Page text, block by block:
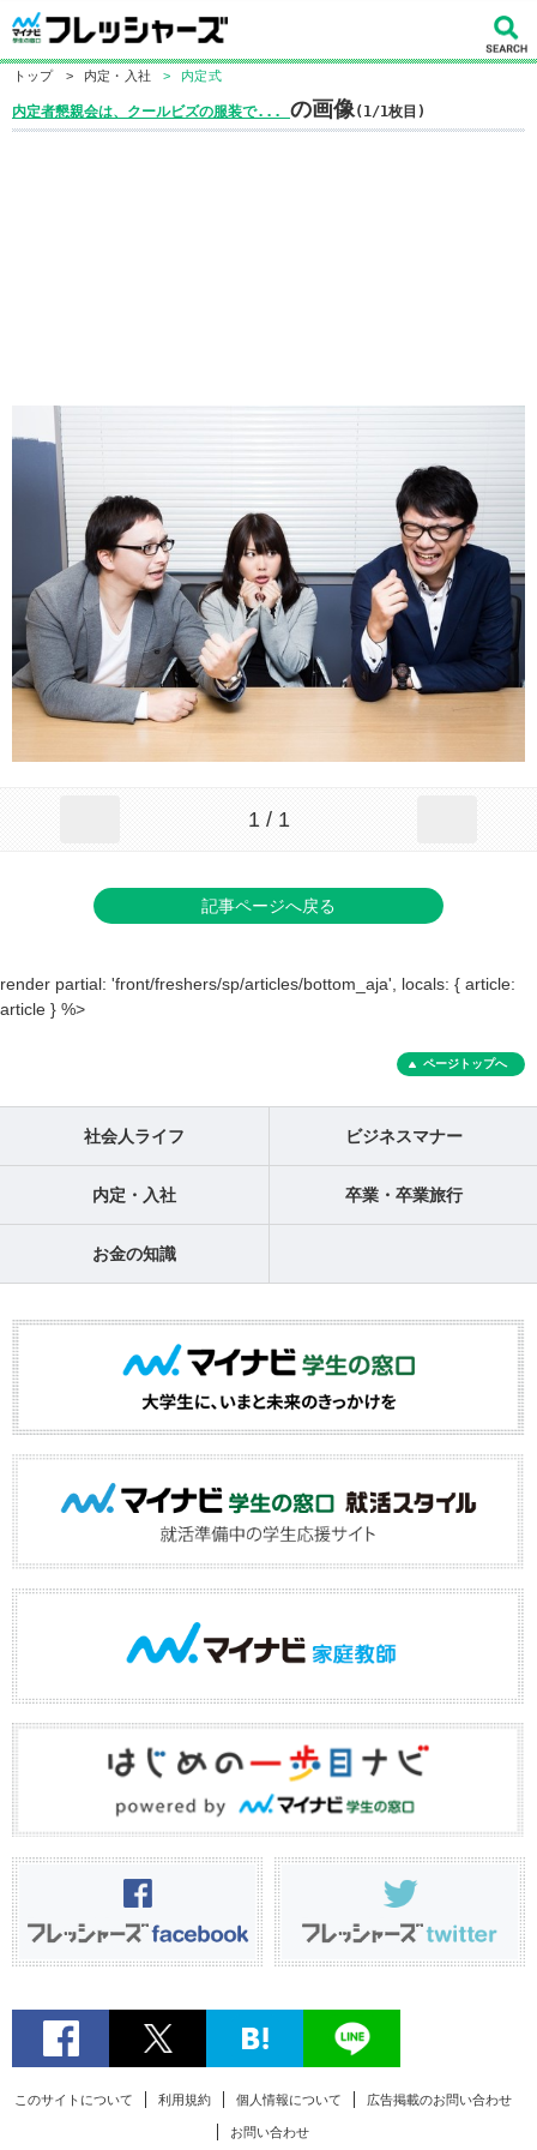
トップ > 内定・入社 > 内定式
内定者懇親会は、クールビズの服装で... の画像(1/1枚目)
1 / 1
記事ページへ戻る
render partial: 'front/freshers/sp/articles/bottom_aja', locals: { article:
article } %>
ページトップへ
社会人ライフ ビジネスマナー
内定・入社 卒業・卒業旅行
お金の知識
このサイトについて 利用規約 個人情報について 広告掲載のお問い合わせ
お問い合わせ